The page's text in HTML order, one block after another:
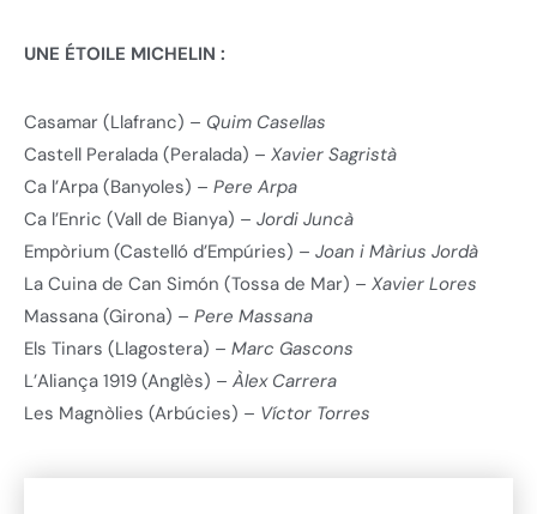
UNE ÉTOILE MICHELIN :
Casamar (Llafranc) – Quim Casellas
Castell Peralada (Peralada) – Xavier Sagristà
Ca l’Arpa (Banyoles) – Pere Arpa
Ca l’Enric (Vall de Bianya) – Jordi Juncà
Empòrium (Castelló d’Empúries) – Joan i Màrius Jordà
La Cuina de Can Simón (Tossa de Mar) – Xavier Lores
Massana (Girona) – Pere Massana
Els Tinars (Llagostera) – Marc Gascons
L’Aliança 1919 (Anglès) – Àlex Carrera
Les Magnòlies (Arbúcies) – Víctor Torres